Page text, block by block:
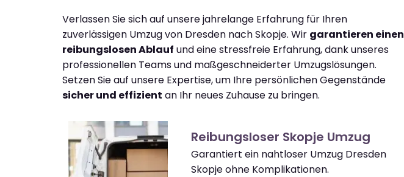
Verlassen Sie sich auf unsere jahrelange Erfahrung für Ihren
zuverlässigen Umzug von Dresden nach Skopje. Wir garantieren einen
reibungslosen Ablauf und eine stressfreie Erfahrung, dank unseres
professionellen Teams und maßgeschneiderter Umzugslösungen.
Setzen Sie auf unsere Expertise, um Ihre persönlichen Gegenstände
sicher und effizient an Ihr neues Zuhause zu bringen.
Reibungsloser Skopje Umzug
Garantiert ein nahtloser Umzug Dresden
Skopje ohne Komplikationen.